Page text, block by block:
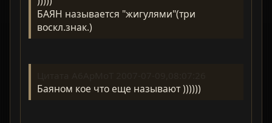
БАЯН называется "жигулями"(три
воскл.знак.)
Баяном кое что еще называют ))))))